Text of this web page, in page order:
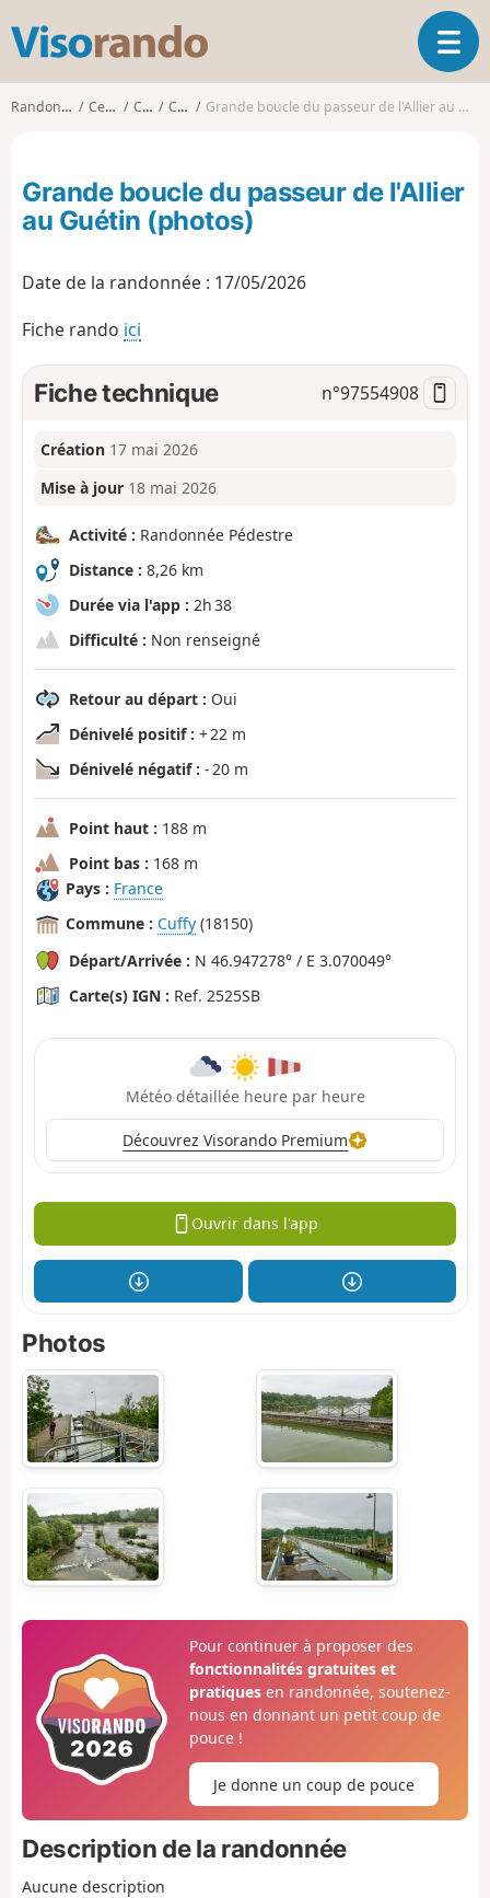
s
o
d
o
O
u
l
t
Randonnées Centre Cher Cuffy Grande boucle du passeur de l'Allier au Guétin (photos)
Grande boucle du passeur de l'Allier
au Guétin (photos)
Date de la randonnée : 17/05/2026
Fiche rando ici
Fiche technique n°97554908
Création 17 mai 2026
Mise à jour 18 mai 2026
Activité : Randonnée Pédestre
Distance : 8,26 km
Durée via l'app : 2h 38
Difficulté : Non renseigné
Retour au départ : Oui
Dénivelé positif : + 22 m
Dénivelé négatif : - 20 m
Point haut : 188 m
Point bas : 168 m
Pays : France
Commune : Cuffy (18150)
Départ/Arrivée : N 46.947278° / E 3.070049°
Carte(s) IGN : Ref. 2525SB
Météo détaillée heure par heure
Découvrez Visorando Premium
Ouvrir dans l'app
Photos
Pour continuer à proposer des
fonctionnalités gratuites et
pratiquesen randonnée, soutenez-
nous en donnant un petit coup de
pouce !
Je donne un coup de pouce
Description de la randonnée
Aucune description